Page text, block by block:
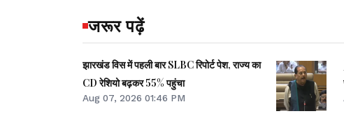
जरूर पढ़ें
झारखंड विस में पहली बार SLBC रिपोर्ट पेश, राज्य का
CD रेशियो बढ़कर 55% पहुंचा
Aug 07, 2026 01:46 PM